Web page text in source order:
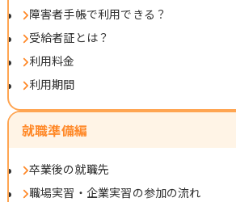
障害者手帳で利用できる？
受給者証とは？
利用料金
利用期間
就職準備編
卒業後の就職先
職場実習・企業実習の参加の流れ